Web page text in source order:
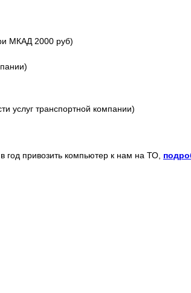
МКАД 2000 руб)
услуг транспортной компании)
год привозить компьютер к нам на ТО,